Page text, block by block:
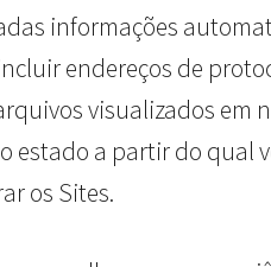
informações
endereços de
visualizados em
estado a partir do qual
os Sites.